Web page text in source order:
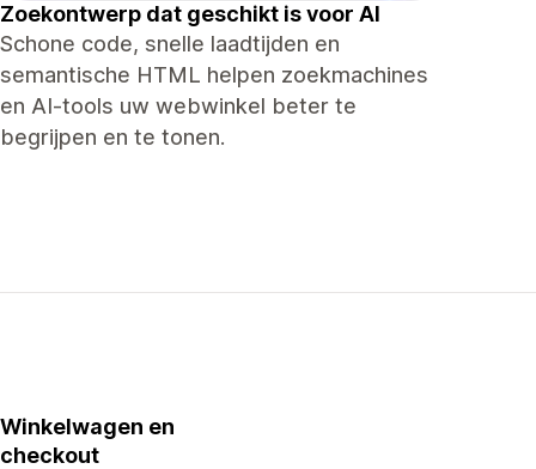
Zoekontwerp dat geschikt is voor AI
Schone code, snelle laadtijden en
semantische HTML helpen zoekmachines
en AI-tools uw webwinkel beter te
begrijpen en te tonen.
Winkelwagen en
checkout